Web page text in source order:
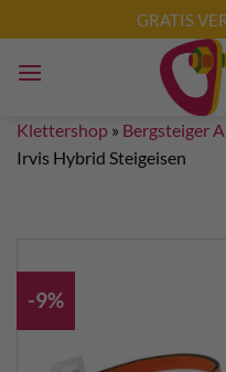
Inhalt
springen
GRATIS
Klettershop » Bergsteiger
Irvis Hybrid Steigeisen
-9%